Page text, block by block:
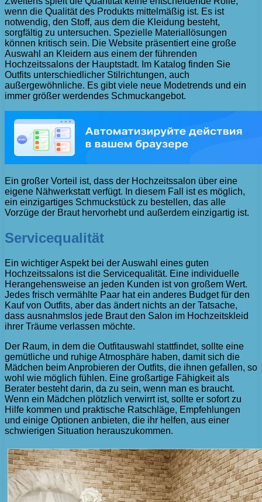
wenn die Qualität des Produkts mittelmäßig ist. Es ist
notwendig, den Stoff, aus dem die Kleidung besteht,
sorgfältig zu untersuchen. Spezielle Materiallösungen
können kritisch sein. Die Website präsentiert eine große
Auswahl an Kleidern aus einem der führenden
Hochzeitssalons der Hauptstadt. Im Katalog finden Sie
Outfits unterschiedlicher Stilrichtungen, auch
außergewöhnliche. Es gibt viele neue Modetrends und ein
immer größer werdendes Schmuckangebot.
Ein großer Vorteil ist, dass der Hochzeitssalon über eine
eigene Nähwerkstatt verfügt. In diesem Fall ist es möglich,
ein einzigartiges Schmuckstück zu bestellen, das alle
Vorzüge der Braut hervorhebt und außerdem einzigartig ist.
Servicequalität
Ein wichtiger Aspekt bei der Auswahl eines guten
Hochzeitssalons ist die Servicequalität. Eine individuelle
Herangehensweise an jeden Kunden ist von großem Wert.
Jedes frisch vermählte Paar hat ein anderes Budget für den
Kauf von Outfits, aber das ändert nichts an der Tatsache,
dass ausnahmslos jede Braut den Salon im Hochzeitskleid
ihrer Träume verlassen möchte.
Der Raum, in dem die Outfitauswahl stattfindet, sollte eine
gemütliche und ruhige Atmosphäre haben, damit sich die
Mädchen beim Anprobieren der Outfits, die ihnen gefallen, so
wohl wie möglich fühlen. Eine großartige Fähigkeit als
Berater besteht darin, da zu sein, wenn man es braucht.
Wenn ein Mädchen plötzlich verwirrt ist, sollte er sofort zu
Hilfe kommen und praktische Ratschläge, Empfehlungen
und einige Optionen anbieten, die ihr helfen, aus einer
schwierigen Situation herauszukommen.